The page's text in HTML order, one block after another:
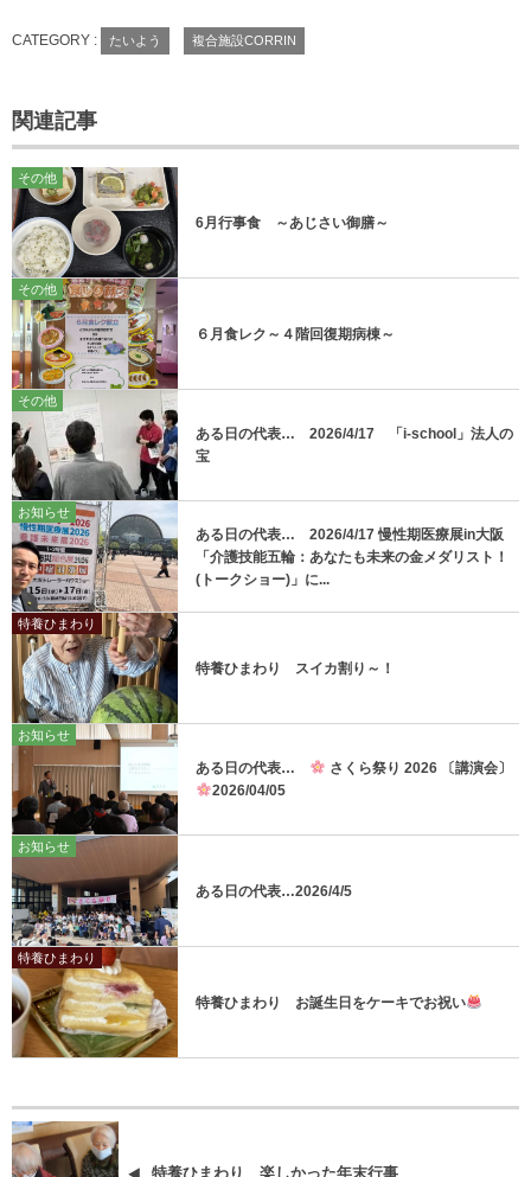
CATEGORY : たいよう 複合施設CORRIN
関連記事
その他
6月行事食 ～あじさい御膳～
その他
６月食レク～４階回復期病棟～
その他
ある日の代表… 2026/4/17 「i-school」法人の
宝
お知らせ
ある日の代表… 2026/4/17 慢性期医療展in大阪
「介護技能五輪：あなたも未来の金メダリスト！
(トークショー)」に...
特養ひまわり
特養ひまわり スイカ割り～！
お知らせ
ある日の代表…
さくら祭り 2026 〔講演会〕
2026/04/05
お知らせ
ある日の代表…2026/4/5
特養ひまわり
特養ひまわり お誕生日をケーキでお祝い
特養ひまわり 楽しかった年末行事